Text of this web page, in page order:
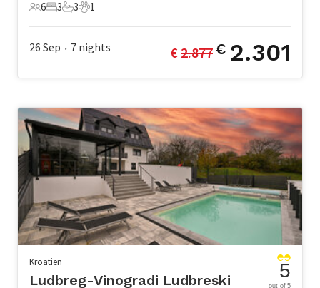
6 Gäste
6
3 Schlafzimmer
3
3 Badezimmer
3
1 Haustier
1
26 Sep • 7 nights € 2.877€ 2.301
Kroatien
Ludbreg-Vinogradi Ludbreski 5
out of 5